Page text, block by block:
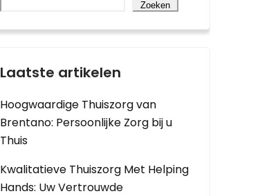
Zoeken
Laatste artikelen
Hoogwaardige Thuiszorg van
Brentano: Persoonlijke Zorg bij u
Thuis
Kwalitatieve Thuiszorg Met Helping
Hands: Uw Vertrouwde